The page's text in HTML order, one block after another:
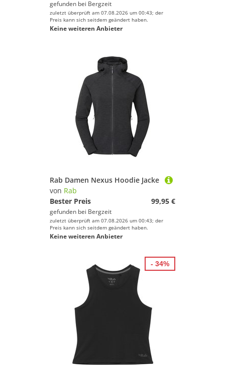
gefunden bei Bergzeit
zuletzt überprüft am 07.08.2026 um 00:43; der
Preis kann sich seitdem geändert haben.
Keine weiteren Anbieter
Rab Damen Nexus Hoodie Jacke
von Rab
Bester Preis
99,95 €
gefunden bei Bergzeit
zuletzt überprüft am 07.08.2026 um 00:43; der
Preis kann sich seitdem geändert haben.
Keine weiteren Anbieter
- 34%